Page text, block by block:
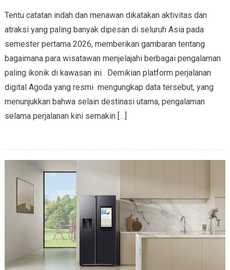
Tentu catatan indah dan menawan dikatakan aktivitas dan
atraksi yang paling banyak dipesan di seluruh Asia pada
semester pertama 2026, memberikan gambaran tentang
bagaimana para wisatawan menjelajahi berbagai pengalaman
paling ikonik di kawasan ini. Demikian platform perjalanan
digital Agoda yang resmi mengungkap data tersebut, yang
menunjukkan bahwa selain destinasi utama, pengalaman
selama perjalanan kini semakin […]